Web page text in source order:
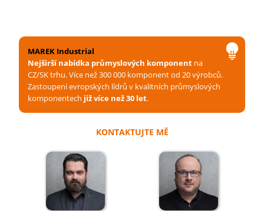
MAREK Industrial
Nejširší nabídka průmyslových komponent na
CZ/SK trhu. Více než 300 000 komponent od 20 výrobců.
Zastoupení evropských lídrů v kvalitních průmyslových
komponentech již více než 30 let.
KONTAKTUJTE MĚ